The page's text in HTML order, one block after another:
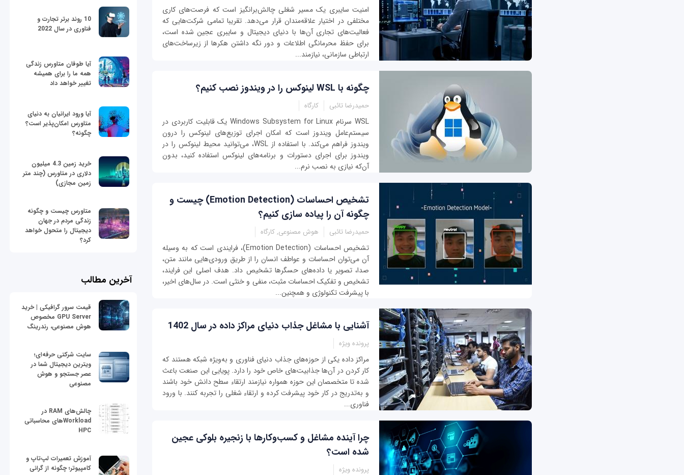
امنیت سایبری یک مسیر شغلی چالش‌برانگیز است که فرصت‌های کاری
مختلفی در اختیار علاقه‌مندان قرار می‌دهد. تقریبا تمامی شرکت‌هایی که
فعالیت‌های تجاری آن‌ها با دنیای دیجیتال و سایبری عجین شده است،
برای حفظ محرمانگی اطلاعات و دور نگه داشتن هکرها از زیرساخت‌های
ارتباطی سازمانی، نیازمند...
چگونه با WSL لینوکس را در ویندوز نصب کنیم؟
حمیدرضا تائبی کارگاه
WSL سرنام Windows Subsystem for Linux یک قابلیت کاربردی در
سیستم‌عامل ویندوز است که امکان اجرای توزیع‌های لینوکس را درون
ویندوز فراهم می‌کند. با استفاده از WSL، می‌توانید محیط لینوکس را در
ویندوز برای اجرای دستورات و برنامه‌های لینوکس استفاده کنید، بدون
آن‌که نیازی به نصب نرم‌...
تشخیص احساسات (Emotion Detection) چیست و
چگونه آن را پیاده سازی کنیم؟
حمیدرضا تائبی هوش مصنوعی, کارگاه
تشخیص احساسات (Emotion Detection)، فرایندی است که به وسیله
آن می‌توان احساسات و عواطف انسان را از طریق ورودی‌هایی مانند متن،
صدا، تصویر یا داده‌های حسگرها تشخیص داد. هدف اصلی این فرایند،
تشخیص و تفکیک احساسات مثبت، منفی و خنثی است. در سال‌های اخیر،
با پیشرفت تکنولوژی و همچنین...
آشنایی با مشاغل جذاب دنیای مراکز داده در سال 1402
پرونده ویژه
مراکز داده یکی از حوزه‌های جذاب دنیای فناوری و به‌ویژه شبکه هستند که
کار کردن در آن‌ها جذابیت‌های خاص خود را دارد. پویایی این صنعت باعث
شده تا متخصصان این حوزه همواره نیازمند ارتقاء سطح دانش خود باشند
و به‌تدریج در کار خود پیشرفت کرده و ارتقاء شغلی را تجربه کنند. با ورود
فناوری‌...
چرا آینده مشاغل و کسب‌وکارها با زنجیره بلوکی عجین
شده است؟
پرونده ویژه
10 روند برتر تجارت و
فناوری در سال 2022
آیا طوفان متاورس زندگی
همه ما را برای همیشه
تغییر خواهد داد
آیا ورود ایرانیان به دنیای
متاورس امکان‌پذیر است؟
چگونه؟
خرید زمین 4.3 میلیون
دلاری در متاورس (چند متر
زمین مجازی)
متاورس چیست و چگونه
زندگی مردم در جهان
دیجیتال را متحول خواهد
کرد؟
آخرین مطالب
قیمت سرور گرافیکی | خرید
GPU Server مخصوص
هوش مصنوعی، رندرینگ
سایت شرکتی حرفه‌ای؛
ویترین دیجیتال شما در
عصر جستجو و هوش
مصنوعی
چالش‌های RAM در
Workloadهای محاسباتی
HPC
آموزش تعمیرات لپ‌تاپ و
کامپیوتر؛ چگونه از گرانی